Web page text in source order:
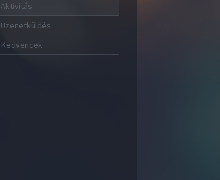
Aktivitás
Üzenetküldés
Kedvencek